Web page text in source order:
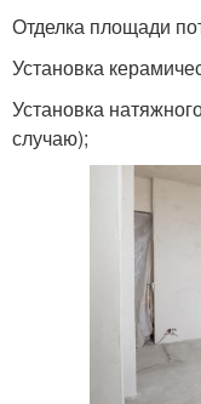
Отделка площади
Установка
Установка
случаю);